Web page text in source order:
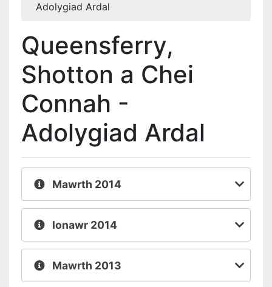
Adolygiad Ardal
Queensferry,
Shotton a Chei
Connah -
Adolygiad Ardal
Mawrth 2014
Ionawr 2014
Mawrth 2013